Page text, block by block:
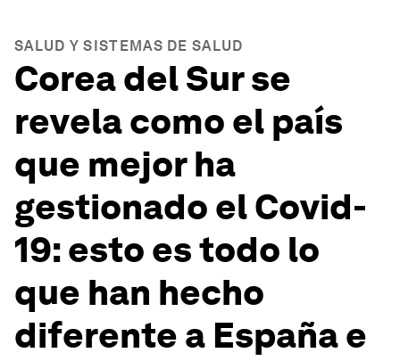
SALUD Y SISTEMAS DE SALUD
Corea del Sur se
revela como el país
que mejor ha
gestionado el Covid-
19: esto es todo lo
que han hecho
diferente a España e